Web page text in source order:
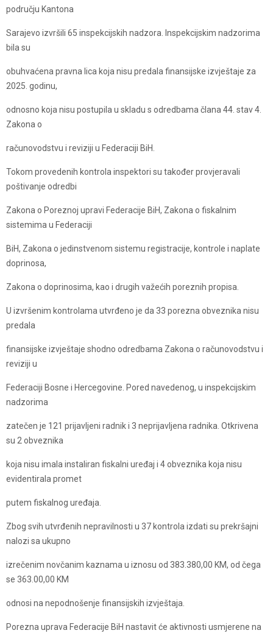
području Kantona
Sarajevo izvršili 65 inspekcijskih nadzora. Inspekcijskim nadzorima
bila su
obuhvaćena pravna lica koja nisu predala finansijske izvještaje za
2025. godinu,
odnosno koja nisu postupila u skladu s odredbama člana 44. stav 4.
Zakona o
računovodstvu i reviziji u Federaciji BiH.
Tokom provedenih kontrola inspektori su također provjeravali
poštivanje odredbi
Zakona o Poreznoj upravi Federacije BiH, Zakona o fiskalnim
sistemima u Federaciji
BiH, Zakona o jedinstvenom sistemu registracije, kontrole i naplate
doprinosa,
Zakona o doprinosima, kao i drugih važećih poreznih propisa.
U izvršenim kontrolama utvrđeno je da 33 porezna obveznika nisu
predala
finansijske izvještaje shodno odredbama Zakona o računovodstvu i
reviziji u
Federaciji Bosne i Hercegovine. Pored navedenog, u inspekcijskim
nadzorima
zatečen je 121 prijavljeni radnik i 3 neprijavljena radnika. Otkrivena
su 2 obveznika
koja nisu imala instaliran fiskalni uređaj i 4 obveznika koja nisu
evidentirala promet
putem fiskalnog uređaja.
Zbog svih utvrđenih nepravilnosti u 37 kontrola izdati su prekršajni
nalozi sa ukupno
izrečenim novčanim kaznama u iznosu od 383.380,00 KM, od čega
se 363.00,00 KM
odnosi na nepodnošenje finansijskih izvještaja.
Porezna uprava Federacije BiH nastavit će aktivnosti usmjerene na